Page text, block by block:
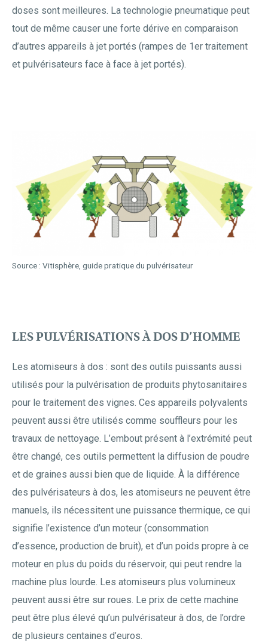
doses sont meilleures. La technologie pneumatique peut
tout de même causer une forte dérive en comparaison
d’autres appareils à jet portés (rampes de 1er traitement
et pulvérisateurs face à face à jet portés).
Source : Vitisphère, guide pratique du pulvérisateur
LES PULVÉRISATIONS À DOS D’HOMME
Les atomiseurs à dos : sont des outils puissants aussi
utilisés pour la pulvérisation de produits phytosanitaires
pour le traitement des vignes. Ces appareils polyvalents
peuvent aussi être utilisés comme souffleurs pour les
travaux de nettoyage. L’embout présent à l’extrémité peut
être changé, ces outils permettent la diffusion de poudre
et de graines aussi bien que de liquide. À la différence
des pulvérisateurs à dos, les atomiseurs ne peuvent être
manuels, ils nécessitent une puissance thermique, ce qui
signifie l’existence d’un moteur (consommation
d’essence, production de bruit), et d’un poids propre à ce
moteur en plus du poids du réservoir, qui peut rendre la
machine plus lourde. Les atomiseurs plus volumineux
peuvent aussi être sur roues. Le prix de cette machine
peut être plus élevé qu’un pulvérisateur à dos, de l’ordre
de plusieurs centaines d’euros.